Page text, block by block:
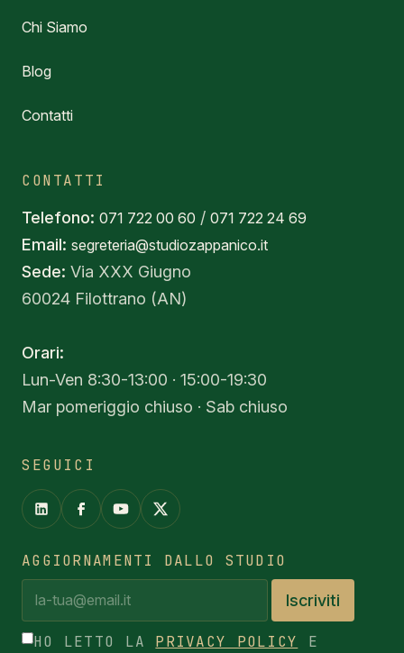
Chi Siamo
Blog
Contatti
CONTATTI
Telefono: 071 722 00 60 / 071 722 24 69
Email: segreteria@studiozappanico.it
Sede: Via XXX Giugno
60024 Filottrano (AN)
Orari:
Lun-Ven 8:30-13:00 · 15:00-19:30
Mar pomeriggio chiuso · Sab chiuso
SEGUICI
AGGIORNAMENTI DALLO STUDIO
Iscriviti
HO LETTO LA PRIVACY POLICY
E